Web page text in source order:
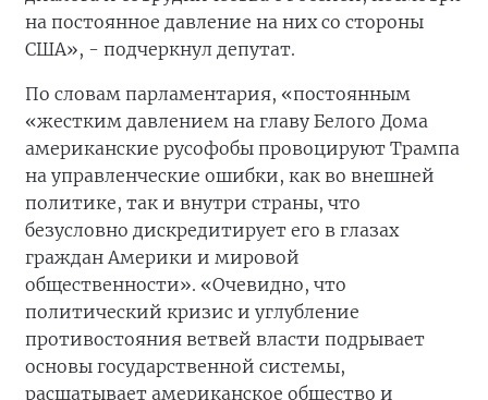
на постоянное давление на них со стороны
США», - подчеркнул депутат.
По словам парламентария, «постоянным
«жестким давлением на главу Белого Дома
американские русофобы провоцируют Трампа
на управленческие ошибки, как во внешней
политике, так и внутри страны, что
безусловно дискредитирует его в глазах
граждан Америки и мировой
общественности». «Очевидно, что
политический кризис и углубление
противостояния ветвей власти подрывает
основы государственной системы,
расшатывает американское общество и